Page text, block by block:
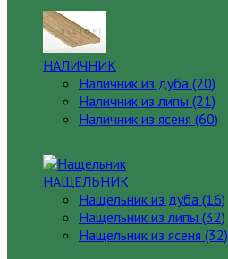
НАЛИЧНИК
Наличник из дуба (20)
Наличник из липы (21)
Наличник из ясеня (60)
НАЩЕЛЬНИК
Нащельник из дуба (16)
Нащельник из липы (32)
Нащельник из ясеня (32)